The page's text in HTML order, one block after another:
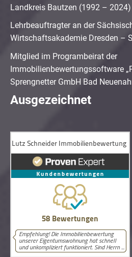
Landkreis Bautzen (1992 – 2024)
Lehrbeauftragter an der
Wirtschaftsakademie Dresden –
Mitglied im Programbeirat der
Immobilienbewertungssoftware
Sprengnetter GmbH Bad
Ausgezeichnet